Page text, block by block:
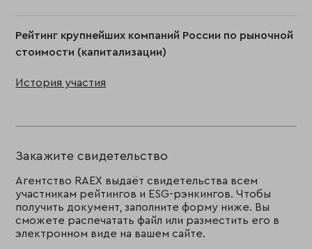
Рейтинг крупнейших компаний России по рыночной
стоимости (капитализации)
История участия
Закажите свидетельство
Агентство RAEX выдаёт свидетельства всем
участникам рейтингов и ESG-рэнкингов. Чтобы
получить документ, заполните форму ниже. Вы
сможете распечатать файл или разместить его в
электронном виде на вашем сайте.